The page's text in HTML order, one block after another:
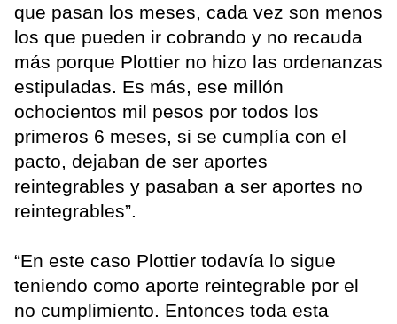
que pasan los meses, cada vez son menos
los que pueden ir cobrando y no recauda
más porque Plottier no hizo las ordenanzas
estipuladas. Es más, ese millón
ochocientos mil pesos por todos los
primeros 6 meses, si se cumplía con el
pacto, dejaban de ser aportes
reintegrables y pasaban a ser aportes no
reintegrables”.
“En este caso Plottier todavía lo sigue
teniendo como aporte reintegrable por el
no cumplimiento. Entonces toda esta